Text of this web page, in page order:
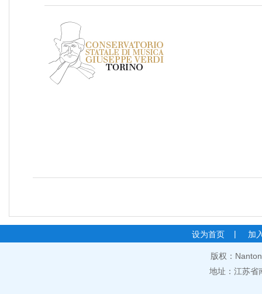
设为首页 | 加
版权：
地址：江苏省